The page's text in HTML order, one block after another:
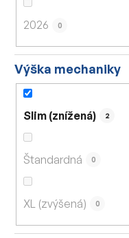
2026 0
Výška mechaniky
Slim (znížená) 2
Štandardná 0
XL (zvýšená) 0